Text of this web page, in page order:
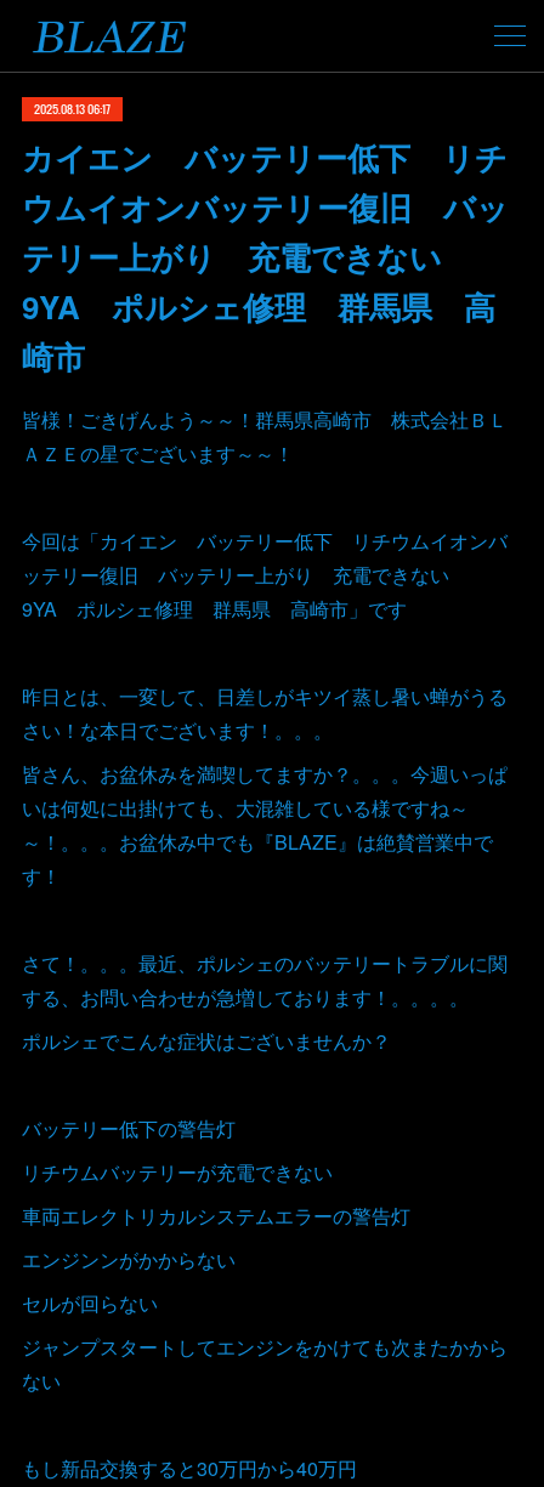
2025.08.13 06:17
カイエン バッテリー低下 リチ
ウムイオンバッテリー復旧 バッ
テリー上がり 充電できない
9YA ポルシェ修理 群馬県 高
崎市
皆様！ごきげんよう～～！群馬県高崎市 株式会社ＢＬ
ＡＺＥの星でございます～～！
今回は「カイエン バッテリー低下 リチウムイオンバ
ッテリー復旧 バッテリー上がり 充電できない
9YA ポルシェ修理 群馬県 高崎市」です
昨日とは、一変して、日差しがキツイ蒸し暑い蝉がうる
さい！な本日でございます！。。。
皆さん、お盆休みを満喫してますか？。。。今週いっぱ
いは何処に出掛けても、大混雑している様ですね～
～！。。。お盆休み中でも『BLAZE』は絶賛営業中で
す！
さて！。。。最近、ポルシェのバッテリートラブルに関
する、お問い合わせが急増しております！。。。。
ポルシェでこんな症状はございませんか？
バッテリー低下の警告灯
リチウムバッテリーが充電できない
車両エレクトリカルシステムエラーの警告灯
エンジンンがかからない
セルが回らない
ジャンプスタートしてエンジンをかけても次またかから
ない
もし新品交換すると30万円から40万円